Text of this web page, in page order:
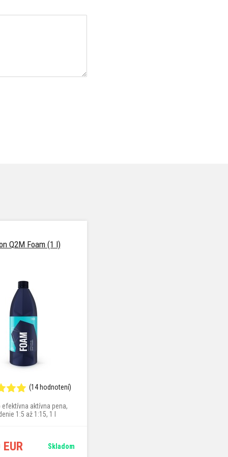
Q2M Foam (1 l)
(14 hodnotení)
aktívna pena,
1:5 až 1:15, 1 l
Skladom